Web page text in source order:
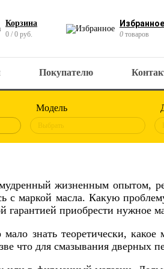
Корзина
0 / 0 руб.
Избранное
0 товаров
Покупателю
Модель
Выбрать
жизненным опытом,
с маркой масла. Какую
приобрести нужное
знать теоретически,
что для смазывания дверных